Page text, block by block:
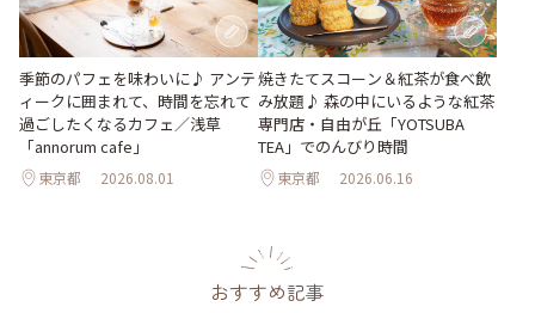
季節のパフェを味わいに♪ アンテ
ィークに囲まれて、時間を忘れて
過ごしたくなるカフェ／浅草
「annorum cafe」
東京都 2026.08.01
焼きたてスコーン＆紅茶が食べ飲
み放題♪ 森の中にいるような紅茶
専門店・自由が丘「YOTSUBA
TEA」でのんびり時間
東京都 2026.06.16
おすすめ記事